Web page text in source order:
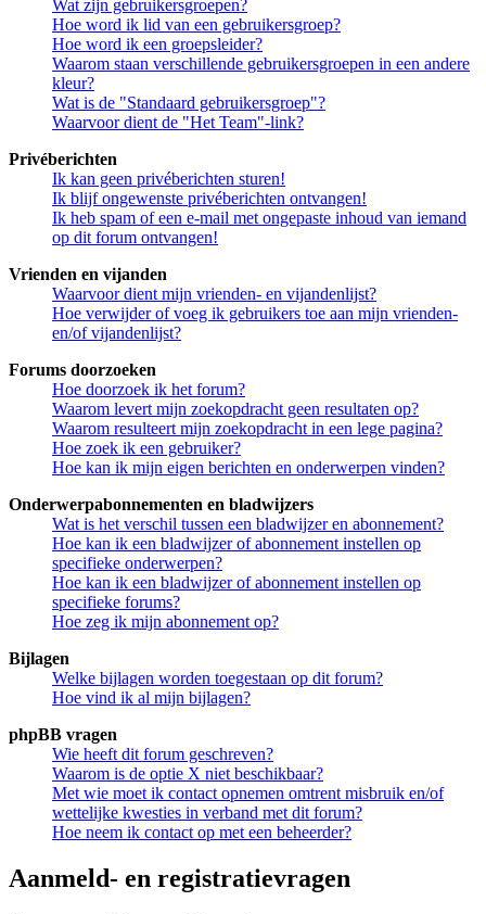
Wat zijn gebruikersgroepen?
Hoe word ik lid van een gebruikersgroep?
Hoe word ik een groepsleider?
Waarom staan verschillende gebruikersgroepen in een andere
kleur?
Wat is de "Standaard gebruikersgroep"?
Waarvoor dient de "Het Team"-link?
Privéberichten
Ik kan geen privéberichten sturen!
Ik blijf ongewenste privéberichten ontvangen!
Ik heb spam of een e-mail met ongepaste inhoud van iemand
op dit forum ontvangen!
Vrienden en vijanden
Waarvoor dient mijn vrienden- en vijandenlijst?
Hoe verwijder of voeg ik gebruikers toe aan mijn vrienden-
en/of vijandenlijst?
Forums doorzoeken
Hoe doorzoek ik het forum?
Waarom levert mijn zoekopdracht geen resultaten op?
Waarom resulteert mijn zoekopdracht in een lege pagina?
Hoe zoek ik een gebruiker?
Hoe kan ik mijn eigen berichten en onderwerpen vinden?
Onderwerpabonnementen en bladwijzers
Wat is het verschil tussen een bladwijzer en abonnement?
Hoe kan ik een bladwijzer of abonnement instellen op
specifieke onderwerpen?
Hoe kan ik een bladwijzer of abonnement instellen op
specifieke forums?
Hoe zeg ik mijn abonnement op?
Bijlagen
Welke bijlagen worden toegestaan op dit forum?
Hoe vind ik al mijn bijlagen?
phpBB vragen
Wie heeft dit forum geschreven?
Waarom is de optie X niet beschikbaar?
Met wie moet ik contact opnemen omtrent misbruik en/of
wettelijke kwesties in verband met dit forum?
Hoe neem ik contact op met een beheerder?
Aanmeld- en registratievragen